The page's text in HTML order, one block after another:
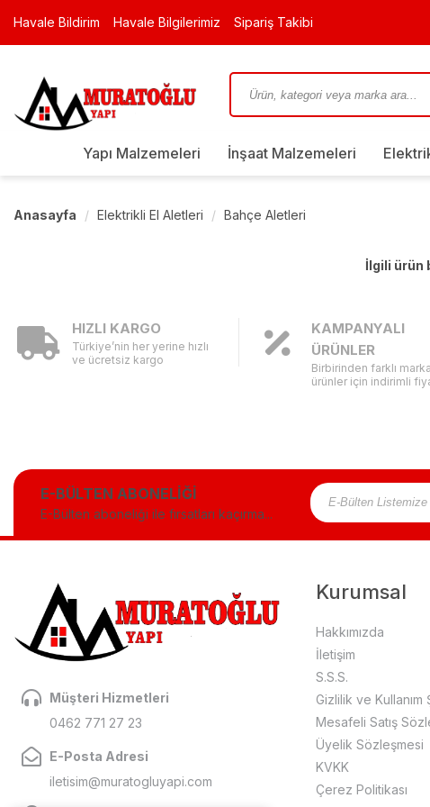
Havale Bildirim Havale Bilgilerimiz Sipariş Takibi
Yapı Malzemeleri İnşaat Malzemeleri
Anasayfa Elektrikli El Aletleri Bahçe Aletleri
İlgili ürün
HIZLI KARGO
Türkiye’nin her yerine hızlı
ve ücretsiz kargo
KAMPANYALI
ÜRÜNLER
Birbirinden farklı
ürünler için indirimli
E-BÜLTEN ABONELİĞİ
E-Bülten aboneliği ile fırsatları kaçırma...
Müşteri Hizmetleri
0462 771 27 23
E-Posta Adresi
iletisim@muratogluyapi.com
Kurumsal
Hakkımızda
İletişim
S.S.S.
Gizlilik ve Kullanım
Mesafeli Satış
Üyelik Sözleşmesi
KVKK
Çerez Politikası